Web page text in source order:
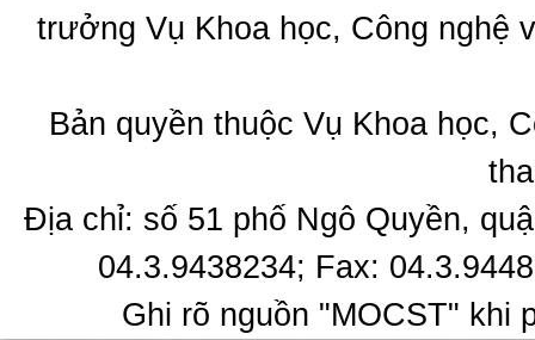
trưởng Vụ Khoa học, Công nghệ
Bản quyền thuộc Vụ Khoa học,
Địa chỉ: số 51 phố Ngô Quyền,
04.3.9438234; Fax:
Ghi rõ nguồn "MOCST" khi